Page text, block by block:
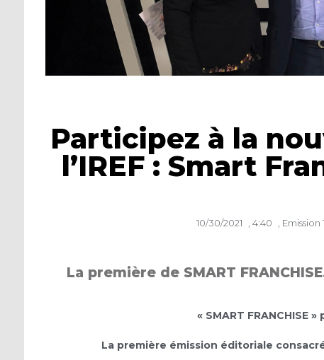
Participez à la
l’IREF : Smart
10/30/2021 , 4:40 , Emission
La première de SMART
« SMART FRANCHISE
La première émission éditoriale